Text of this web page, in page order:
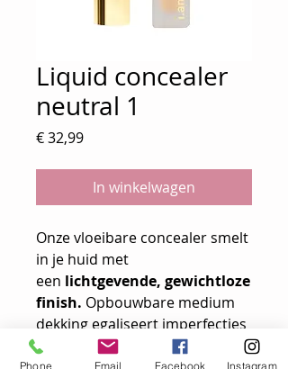
Liquid concealer
neutral 1
€ 32,99Prijs
In winkelwagen
Onze vloeibare concealer smelt
in je huid met
een lichtgevende, gewichtloze
finish. Opbouwbare medium
dekking egaliseert imperfecties
en donkere kringen, terwijl je
Phone Email Facebook Instagram